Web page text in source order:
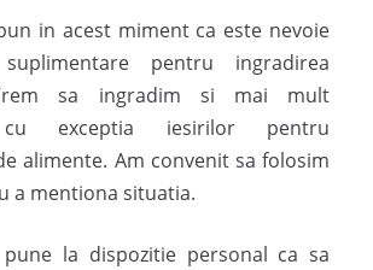
in acest miment ca este nevoie
pentru ingradirea
sa ingradim si mai mult
exceptia iesirilor pentru
alimente. Am convenit sa folosim
a mentiona situatia.
la dispozitie personal ca sa